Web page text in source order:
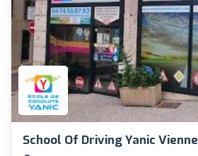
School Of Driving Yanic Vienne